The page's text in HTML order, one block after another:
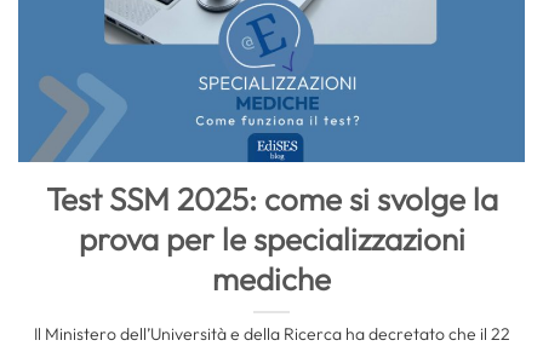
Test SSM 2025: come si svolge la
prova per le specializzazioni
mediche
Il Ministero dell’Università e della Ricerca ha decretato che il 22